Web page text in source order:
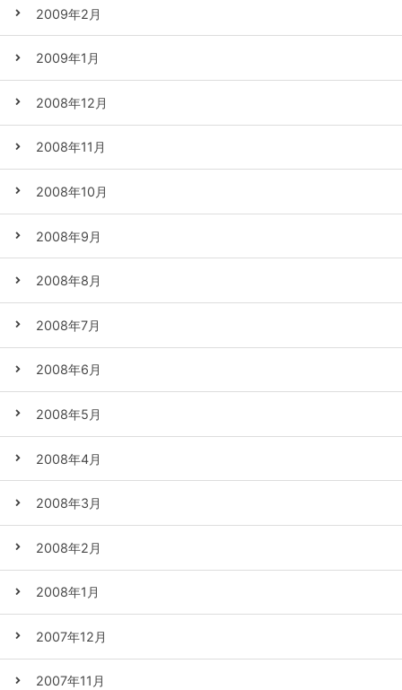
2009年2月
2009年1月
2008年12月
2008年11月
2008年10月
2008年9月
2008年8月
2008年7月
2008年6月
2008年5月
2008年4月
2008年3月
2008年2月
2008年1月
2007年12月
2007年11月